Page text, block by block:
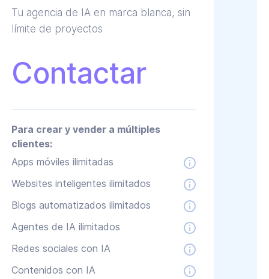
Tu agencia de IA en marca blanca, sin
límite de proyectos
Contactar
Para crear y vender a múltiples
clientes:
Apps móviles ilimitadas
Websites inteligentes ilimitados
Blogs automatizados ilimitados
Agentes de IA ilimitados
Redes sociales con IA
Contenidos con IA